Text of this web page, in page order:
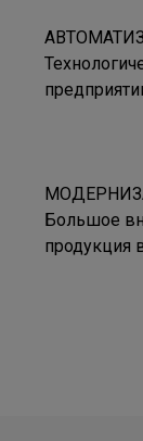
Большое
продукция